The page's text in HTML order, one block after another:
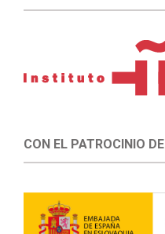
CON EL PATROCINIO DE